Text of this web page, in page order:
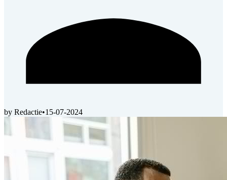
by Redactie•15-07-2024